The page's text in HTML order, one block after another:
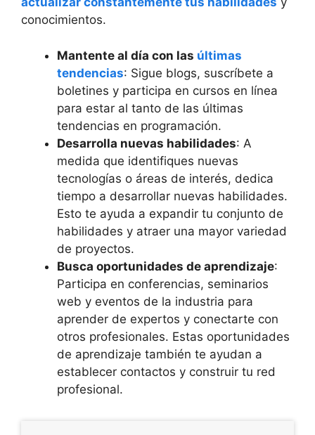
conocimientos.
Mantente al día con las últimas
tendencias: Sigue blogs, suscríbete a
boletines y participa en cursos en línea
para estar al tanto de las últimas
tendencias en programación.
Desarrolla nuevas habilidades: A
medida que identifiques nuevas
tecnologías o áreas de interés, dedica
tiempo a desarrollar nuevas habilidades.
Esto te ayuda a expandir tu conjunto de
habilidades y atraer una mayor variedad
de proyectos.
Busca oportunidades de aprendizaje:
Participa en conferencias, seminarios
web y eventos de la industria para
aprender de expertos y conectarte con
otros profesionales. Estas oportunidades
de aprendizaje también te ayudan a
establecer contactos y construir tu red
profesional.